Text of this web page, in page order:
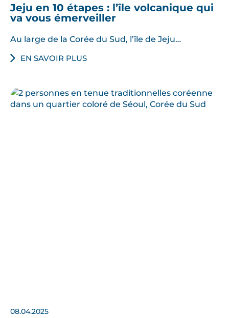
Jeju en 10 étapes : l’île volcanique qui
va vous émerveiller
Au large de la Corée du Sud, l’île de Jeju…
EN SAVOIR PLUS
08.04.2025